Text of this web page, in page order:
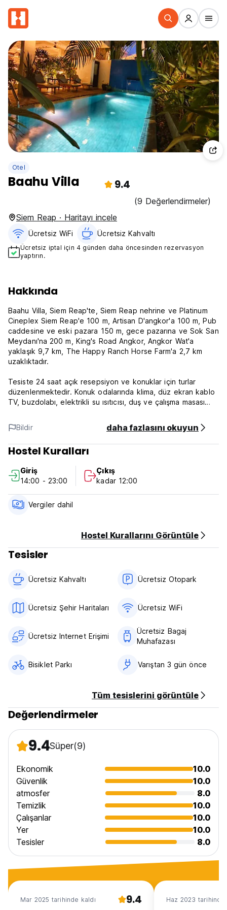
Otel
Baahu Villa 9.4
(9 Değerlendirmeler)
Siem Reap · Haritayı incele
Ücretsiz WiFi Ücretsiz Kahvaltı‎
Ücretsiz iptal için 4 günden daha öncesinden rezervasyon
yaptırın.
Hakkında
Baahu Villa, Siem Reap'te, Siem Reap nehrine ve Platinum
Cineplex Siem Reap'e 100 m, Artisan D'angkor'a 100 m, Pub
caddesine ve eski pazara 150 m, gece pazarına ve Sok San
Meydanı'na 200 m, King's Road Angkor, Angkor Wat'a
yaklaşık 9,7 km, The Happy Ranch Horse Farm'a 2,7 km
uzaklıktadır.
Tesiste 24 saat açık resepsiyon ve konuklar için turlar
düzenlenmektedir. Konuk odalarında klima, düz ekran kablo
TV, buzdolabı, elektrikli su ısıtıcısı, duş ve çalışma masası
oturma alanı da vardır. Odalarda gardırop bulunmaktadır.
**Dikkat edilmesi gerekenler ve politikalar**
Ücretsiz iptal: varıştan 3 gün önce
Daha önce check-out: 12:00
Resepsiyon süresi: 24 saat
Varışta ödeme: nakit ve kredi kartı
Oda fiyatına vergi dahil
Bildir daha fazlasını okuyun
Hostel Kuralları
Giriş
14:00 - 23:00
Çıkış
kadar 12:00
Vergiler dahil
Hostel Kurallarını Görüntüle
Tesisler
Ücretsiz Kahvaltı‎ Ücretsiz Otopark
Ücretsiz Şehir Haritaları Ücretsiz WiFi
Ücretsiz Internet Erişimi
Ücretsiz Bagaj
Muhafazası
Bisiklet Parkı Varıştan 3 gün önce
Tüm tesislerini görüntüle
Değerlendirmeler
9.4Süper(9)
Ekonomik
10.0
Güvenlik
10.0
atmosfer
8.0
Temizlik
10.0
Çalışanlar
10.0
Yer
10.0
Tesisler
8.0
Mar 2025 tarihinde kaldı 9.4 Haz 2023 tarihinde